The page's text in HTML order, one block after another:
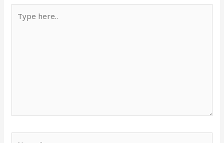
here..